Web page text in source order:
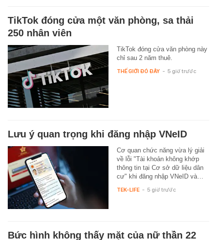
TikTok đóng cửa một văn phòng, sa thải
250 nhân viên
TikTok đóng cửa văn phòng này
chỉ sau 2 năm thuê.
THẾ GIỚI ĐÓ ĐÂY - 5 giờ trước
Lưu ý quan trọng khi đăng nhập VNeID
Cơ quan chức năng vừa lý giải
về lỗi "Tài khoản không khớp
thông tin tại Cơ sở dữ liệu dân
cư" khi đăng nhập VNeID và…
TEK-LIFE - 5 giờ trước
Bức hình không thấy mặt của nữ thần 22